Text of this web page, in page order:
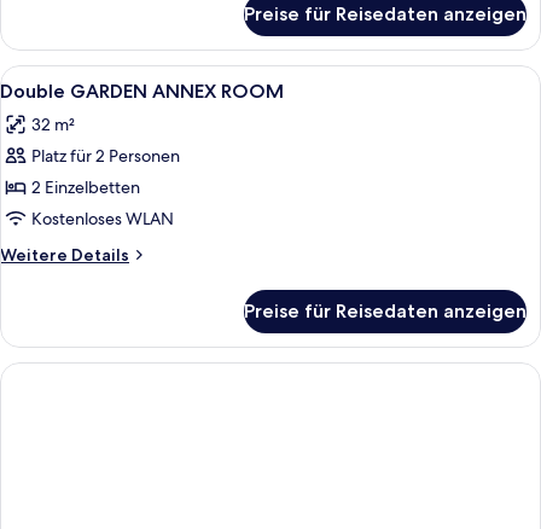
Preise für Reisedaten anzeigen
Alle
Fotos
für
Double
GARDEN
ANNEX
ROOM
anzeigen
Ein modernes Hotelzimmer mit
2
Double GARDEN ANNEX ROOM
32 m²
Platz für 2 Personen
2 Einzelbetten
Kostenloses WLAN
Weitere Details
Weitere
GARDEN
ANNEX
ROOM
Preise für Reisedaten anzeigen